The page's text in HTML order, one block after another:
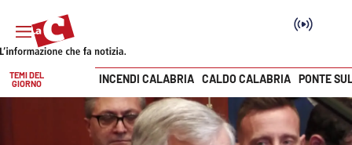
Vai
TEMI DEL
GIORNO
INCENDI CALABRIA CALDO CALABRIA PONTE